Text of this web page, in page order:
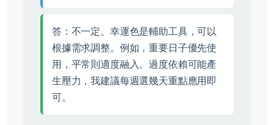
答：不一定。幸運色是輔助工具，可以
根據需求調整。例如，重要日子優先使
用，平常則適度融入。過度依賴可能產
生壓力，我建議每週選幾天重點應用即
可。